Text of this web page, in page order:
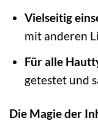
Vielseitig
mit anderen
Für alle
getestet und
Die Magie der